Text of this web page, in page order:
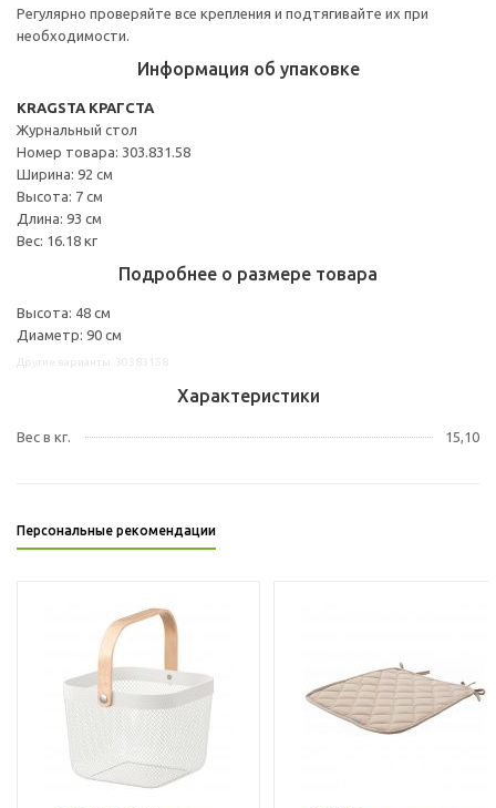
Регулярно проверяйте все крепления и подтягивайте их при
необходимости.
Информация об упаковке
KRAGSTA КРАГСТА
Журнальный стол
Номер товара: 303.831.58
Ширина: 92 см
Высота: 7 см
Длина: 93 см
Вес: 16.18 кг
Подробнее о размере товара
Высота: 48 см
Диаметр: 90 см
Характеристики
Вес в кг. 15,10
Персональные рекомендации